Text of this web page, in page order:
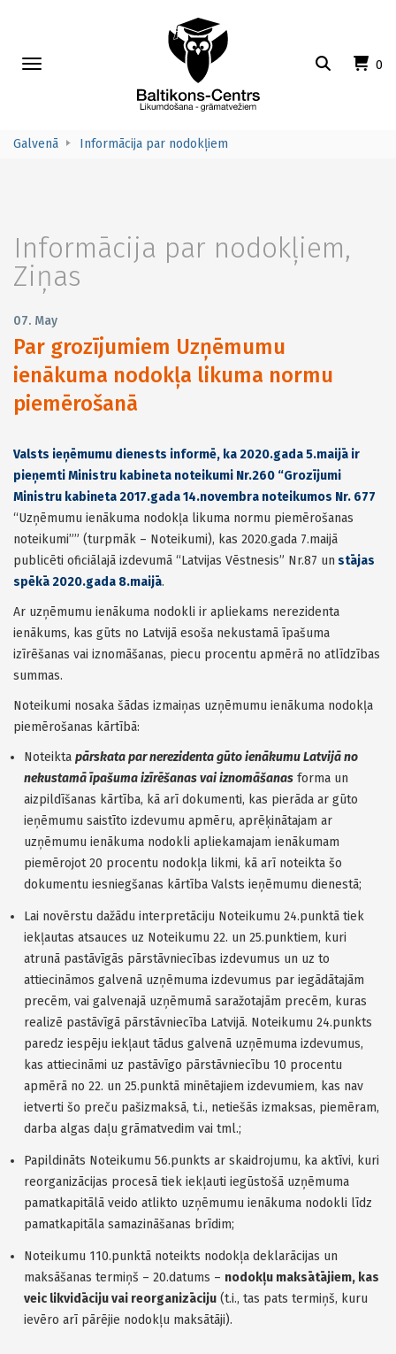
0
Toggle
Galvenā Informācija par nodokļiem
Informācija par nodokļiem,
Ziņas
07. May
Par grozījumiem Uzņēmumu
ienākuma nodokļa likuma normu
piemērošanā
Valsts ieņēmumu dienests informē, ka 2020.gada 5.maijā ir
pieņemti Ministru kabineta noteikumi Nr.260 “Grozījumi
Ministru kabineta 2017.gada 14.novembra noteikumos Nr. 677
“Uzņēmumu ienākuma nodokļa likuma normu piemērošanas
noteikumi”” (turpmāk – Noteikumi), kas 2020.gada 7.maijā
publicēti oficiālajā izdevumā “Latvijas Vēstnesis” Nr.87 un stājas
spēkā 2020.gada 8.maijā.
Ar uzņēmumu ienākuma nodokli ir apliekams nerezidenta
ienākums, kas gūts no Latvijā esoša nekustamā īpašuma
izīrēšanas vai iznomāšanas, piecu procentu apmērā no atlīdzības
summas.
Noteikumi nosaka šādas izmaiņas uzņēmumu ienākuma nodokļa
piemērošanas kārtībā:
Noteikta pārskata par nerezidenta gūto ienākumu Latvijā no
nekustamā īpašuma izīrēšanas vai iznomāšanas forma un
aizpildīšanas kārtība, kā arī dokumenti, kas pierāda ar gūto
ieņēmumu saistīto izdevumu apmēru, aprēķinātajam ar
uzņēmumu ienākuma nodokli apliekamajam ienākumam
piemērojot 20 procentu nodokļa likmi, kā arī noteikta šo
dokumentu iesniegšanas kārtība Valsts ieņēmumu dienestā;
Lai novērstu dažādu interpretāciju Noteikumu 24.punktā tiek
iekļautas atsauces uz Noteikumu 22. un 25.punktiem, kuri
atrunā pastāvīgās pārstāvniecības izdevumus un uz to
attiecināmos galvenā uzņēmuma izdevumus par iegādātajām
precēm, vai galvenajā uzņēmumā saražotajām precēm, kuras
realizē pastāvīgā pārstāvniecība Latvijā. Noteikumu 24.punkts
paredz iespēju iekļaut tādus galvenā uzņēmuma izdevumus,
kas attiecināmi uz pastāvīgo pārstāvniecību 10 procentu
apmērā no 22. un 25.punktā minētajiem izdevumiem, kas nav
ietverti šo preču pašizmaksā, t.i., netiešās izmaksas, piemēram,
darba algas daļu grāmatvedim vai tml.;
Papildināts Noteikumu 56.punkts ar skaidrojumu, ka aktīvi, kuri
reorganizācijas procesā tiek iekļauti iegūstošā uzņēmuma
pamatkapitālā veido atlikto uzņēmumu ienākuma nodokli līdz
pamatkapitāla samazināšanas brīdim;
Noteikumu 110.punktā noteikts nodokļa deklarācijas un
maksāšanas termiņš – 20.datums – nodokļu maksātājiem, kas
veic likvidāciju vai reorganizāciju (t.i., tas pats termiņš, kuru
ievēro arī pārējie nodokļu maksātāji).